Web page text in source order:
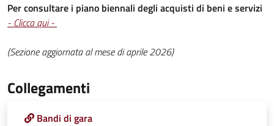
Per consultare i piano biennali degli acquisti di beni e servizi
- Clicca qui -
(Sezione aggiornata al mese di aprile 2026)
Collegamenti
Bandi di gara